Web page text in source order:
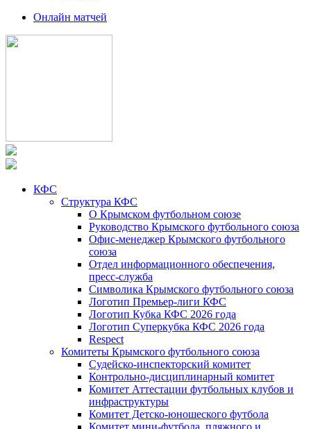
Онлайн матчей
КФС
Структура КФС
О Крымском футбольном союзе
Руководство Крымского футбольного союза
Офис-менеджер Крымского футбольного
союза
Отдел информационного обеспечения,
пресс-служба
Символика Крымского футбольного союза
Логотип Премьер-лиги КФС
Логотип Кубка КФС 2026 года
Логотип Суперкубка КФС 2026 года
Respect
Комитеты Крымского футбольного союза
Судейско-инспекторский комитет
Контрольно-дисциплинарный комитет
Комитет Аттестации футбольных клубов и
инфраструктуры
Комитет Детско-юношеского футбола
Комитет мини-футбола, пляжного и